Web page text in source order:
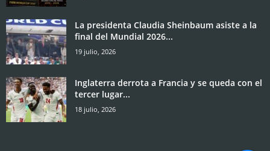
La presidenta Claudia Sheinbaum asiste a la
final del Mundial 2026...
19 julio, 2026
Inglaterra derrota a Francia y se queda con el
tercer lugar...
18 julio, 2026